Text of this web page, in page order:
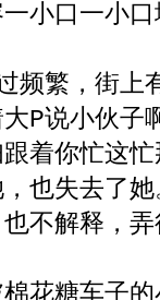
小口一小
频繁，街上
P说小伙子
着你忙这
也失去了
不解释，